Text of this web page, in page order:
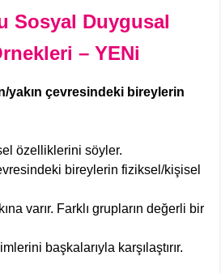
Sosyal Duygusal
– YENi
yakın çevresindeki bireylerin
özelliklerini söyler.
bireylerin fiziksel/kişisel
varır. Farklı grupların değerli bir
başkalarıyla karşılaştırır.